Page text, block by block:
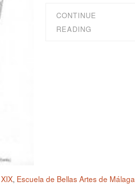
CONTINUE
READING
, Escuela de Bellas Artes de Málaga